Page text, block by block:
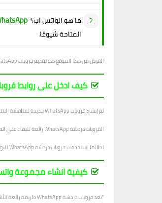
ما هو الواتس اب؟
المتاحة شيوعًا.
الغرض من هذا الموقع هو تقديم جروبات WhatsApp التي ستوفر رؤى وتساعد في تحسين سير عمل مستخدمينا.
كيف ادخل على روابط
تم إنشاء قروبات WhatsApp جديدة لمناقشة الانتخابات القادمة. نشجع قرائنا على الانضمام إلى الجروب والتعبير عن آرائهم.
القروبات دردشة WhatsApp رائعة للبقاء على اتصال مع الأصدقاء والعائلة. إنها أيضًا طريقة رائعة لإنشاء مجتمع. باستخدام كروبات الدردشة ، يمكنك مناقشة أي شيء يتبادر إلى ذهنك. يمكنك أيضًا العثور على أصدقاء لديهم اهتمامات مماثلة.
لطالما استخدمت جروبات دردشة WhatsApp للتواصل ومشاركة الأفكار. كما تم استخدامها في الشركات لإبقاء الموظفين على اطلاع دائم بما يجري. في حين أن لها العديد من الفوائد ، فإنها يمكن أن تكون خطيرة أيضًا إذا لم يتم استخدامها بشكل صحيح.
كيفية انشاء مجموعة
"تعد قروبات دردشة WhatsApp طريقة رائعة للأشخاص للتواصل مع بعضهم البعض. على سبيل المثال ، إذا كنت تعمل في مشروع مع مجموعة من الأشخاص ، فيمكنك التواصل بسهولة مع كل فرد في المجموعة باستخدام WhatsApp ".